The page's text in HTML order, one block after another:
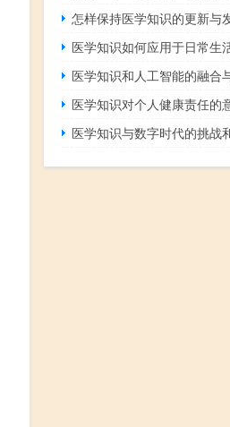
怎样保持医学知识的更新与
医学知识如何应用于日常生
医学知识和人工智能的融合
医学知识对个人健康责任的
医学知识与数字时代的挑战